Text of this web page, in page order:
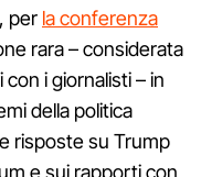
per la conferenza
rara – considerata
i giornalisti – in
della politica
risposte su Trump
e sui rapporti con